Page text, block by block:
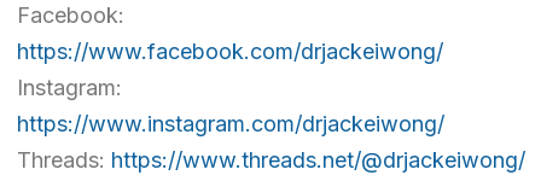
Facebook:
https://www.facebook.com/drjackeiwong/
Instagram:
https://www.instagram.com/drjackeiwong/
Threads: https://www.threads.net/@drjackeiwong/